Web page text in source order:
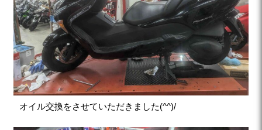
オイル交換をさせていただきました(^^)/